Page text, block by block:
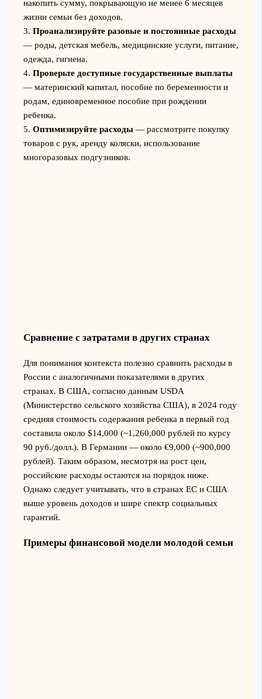
накопить сумму, покрывающую не менее 6 месяцев
жизни семьи без доходов.
3. Проанализируйте разовые и постоянные расходы
— роды, детская мебель, медицинские услуги, питание,
одежда, гигиена.
4. Проверьте доступные государственные выплаты
— материнский капитал, пособие по беременности и
родам, единовременное пособие при рождении
ребенка.
5. Оптимизируйте расходы— рассмотрите покупку
товаров с рук, аренду коляски, использование
многоразовых подгузников.
Сравнение с затратами в других странах
Для понимания контекста полезно сравнить расходы в
России с аналогичными показателями в других
странах. В США, согласно данным USDA
(Министерство сельского хозяйства США), в 2024 году
средняя стоимость содержания ребенка в первый год
составила около $14,000 (~1,260,000 рублей по курсу
90 руб./долл.). В Германии — около €9,000 (~900,000
рублей). Таким образом, несмотря на рост цен,
российские расходы остаются на порядок ниже.
Однако следует учитывать, что в странах ЕС и США
выше уровень доходов и шире спектр социальных
гарантий.
Примеры финансовой модели молодой семьи